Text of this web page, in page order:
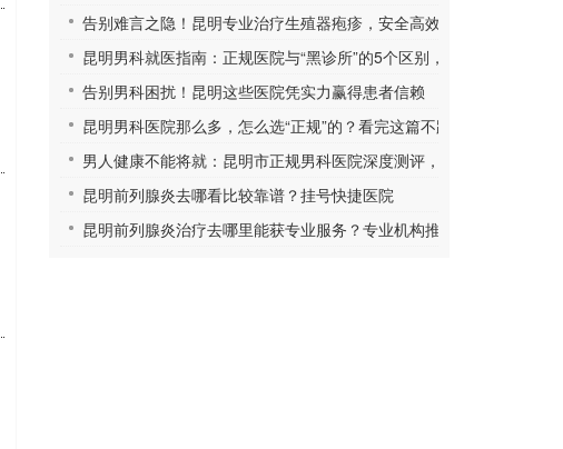
告别难言之隐！昆明专业治疗生殖器疱疹，安全高效更放心
昆明男科就医指南：正规医院与“黑诊所”的5个区别，学会自保
告别男科困扰！昆明这些医院凭实力赢得患者信赖
昆明男科医院那么多，怎么选“正规”的？看完这篇不踩坑
男人健康不能将就：昆明市正规男科医院深度测评，帮你找到放心之
昆明前列腺炎去哪看比较靠谱？挂号快捷医院
昆明前列腺炎治疗去哪里能获专业服务？专业机构推荐